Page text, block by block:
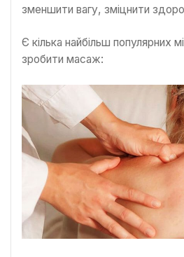
зменшити вагу, зміцнити
Є кілька найбільш популярних
зробити масаж: